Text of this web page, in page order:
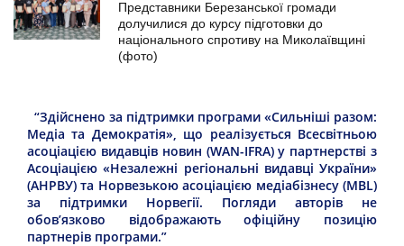
Представники Березанської громади
долучилися до курсу підготовки до
національного спротиву на Миколаївщині
(фото)
“Здійснено за підтримки програми «Сильніші разом:
Медіа та Демократія», що реалізується Всесвітньою
асоціацією видавців новин (WAN-IFRA) у партнерстві з
Асоціацією «Незалежні регіональні видавці України»
(АНРВУ) та Норвезькою асоціацією медіабізнесу (MBL)
за підтримки Норвегії. Погляди авторів не
обов’язково відображають офіційну позицію
партнерів програми.”